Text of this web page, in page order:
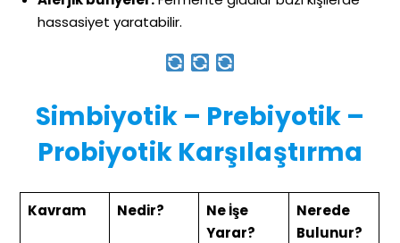
hassasiyet yaratabilir.
Simbiyotik – Prebiyotik –
Probiyotik Karşılaştırma
Kavram Nedir?
Ne İşe
Yarar?
Nerede
Bulunur?